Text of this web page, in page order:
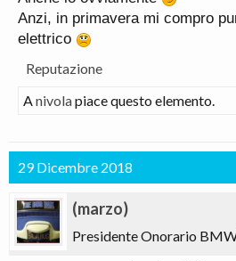
Anzi, in primavera mi compro
elettrico
Reputazione
Anivolapiace questo elemento.
29 Dicembre 2018
(marzo)
Presidente Onorario